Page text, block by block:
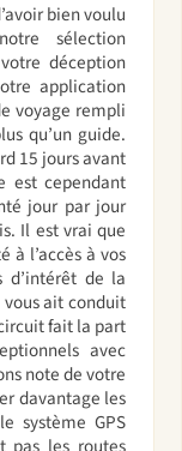
bien voulu
sélection
déception
application
voyage rempli
qu’un guide.
15 jours avant
est cependant
jour par jour
Il est vrai que
à l’accès à vos
d’intérêt de la
ait conduit
fait la part
avec
note de votre
davantage les
système GPS